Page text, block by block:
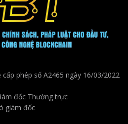
phép số A2465 ngày 16/03/2022
đốc Thường trực
giám đốc